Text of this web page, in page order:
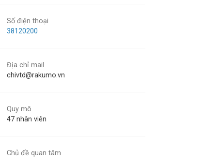
Số điện thoại
38120200
Địa chỉ mail
chivtd@rakumo.vn
Quy mô
47 nhân viên
Chủ đề quan tâm